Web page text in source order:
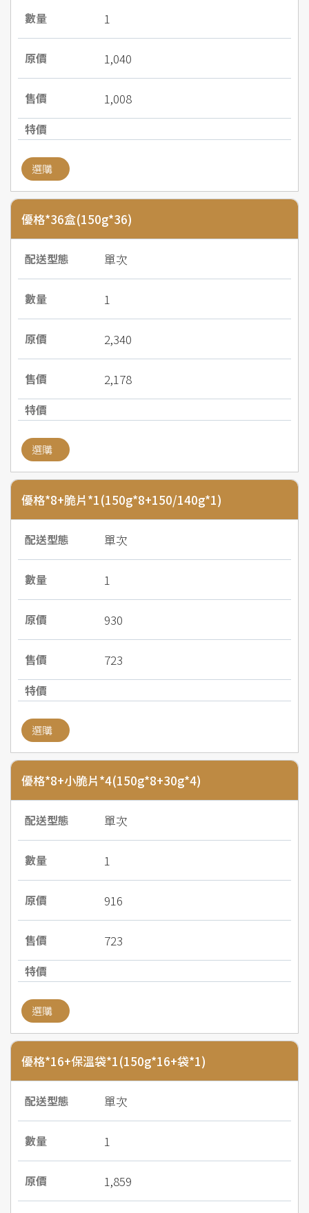
1
1,040
1,008
選購
優格*36盒(150g*36)
單次
1
2,340
2,178
選購
優格*8+脆片*1(150g*8+150/140g*1)
單次
1
930
723
選購
優格*8+小脆片*4(150g*8+30g*4)
單次
1
916
723
選購
優格*16+保溫袋*1(150g*16+袋*1)
單次
1
1,859